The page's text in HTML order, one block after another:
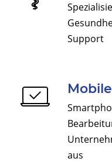
Support
aus